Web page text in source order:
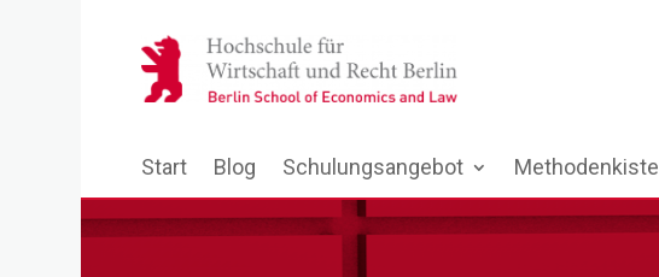
Start Blog Schulungsangebot Methodenkiste